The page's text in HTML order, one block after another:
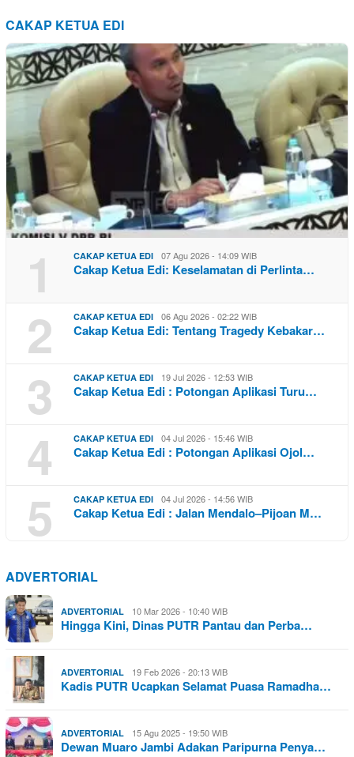
CAKAP KETUA EDI
1 CAKAP KETUA EDI 07 Agu 2026 - 14:09 WIB
Cakap Ketua Edi: Keselamatan di Perlinta…
2 CAKAP KETUA EDI 06 Agu 2026 - 02:22 WIB
Cakap Ketua Edi: Tentang Tragedy Kebakar…
3 CAKAP KETUA EDI 19 Jul 2026 - 12:53 WIB
Cakap Ketua Edi : Potongan Aplikasi Turu…
4 CAKAP KETUA EDI 04 Jul 2026 - 15:46 WIB
Cakap Ketua Edi : Potongan Aplikasi Ojol…
5 CAKAP KETUA EDI 04 Jul 2026 - 14:56 WIB
Cakap Ketua Edi : Jalan Mendalo–Pijoan M…
ADVERTORIAL
ADVERTORIAL 10 Mar 2026 - 10:40 WIB
Hingga Kini, Dinas PUTR Pantau dan Perba…
ADVERTORIAL 19 Feb 2026 - 20:13 WIB
Kadis PUTR Ucapkan Selamat Puasa Ramadha…
ADVERTORIAL 15 Agu 2025 - 19:50 WIB
Dewan Muaro Jambi Adakan Paripurna Penya…